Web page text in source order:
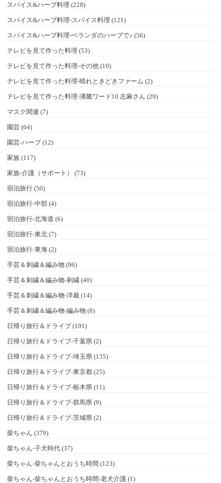
スパイス&ハーブ料理 (228)
スパイス&ハーブ料理-スパイス料理 (121)
スパイス&ハーブ料理-ベランダのハーブで♪ (56)
テレビを見て作った料理 (53)
テレビを見て作った料理-その他 (10)
テレビを見て作った料理-晴れときどきファーム (2)
テレビを見て作った料理-沸騰ワード10 志麻さん (29)
マスク関連 (7)
園芸 (64)
園芸-ハーブ (12)
家族 (117)
家族-介護（サポート） (73)
宿泊旅行 (50)
宿泊旅行-中部 (4)
宿泊旅行-北海道 (6)
宿泊旅行-東北 (7)
宿泊旅行-東海 (2)
手芸＆刺繍＆編み物 (96)
手芸＆刺繍＆編み物-刺繍 (40)
手芸＆刺繍＆編み物-洋裁 (14)
手芸＆刺繍＆編み物-編み物 (8)
日帰り旅行＆ドライブ (191)
日帰り旅行＆ドライブ-千葉県 (2)
日帰り旅行＆ドライブ-埼玉県 (135)
日帰り旅行＆ドライブ-東京都 (25)
日帰り旅行＆ドライブ-栃木県 (11)
日帰り旅行＆ドライブ-群馬県 (9)
日帰り旅行＆ドライブ-茨城県 (2)
柴ちゃん (379)
柴ちゃん-子犬時代 (37)
柴ちゃん-柴ちゃんとおうち時間 (123)
柴ちゃん-柴ちゃんとおうち時間-老犬介護 (1)